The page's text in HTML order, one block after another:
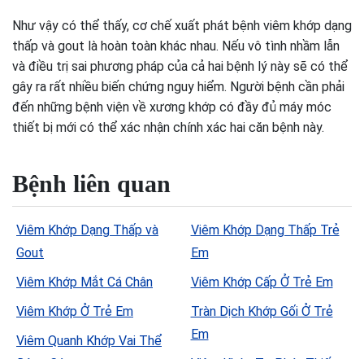
Như vậy có thể thấy, cơ chế xuất phát bệnh viêm khớp dạng
thấp và gout là hoàn toàn khác nhau. Nếu vô tình nhầm lẫn
và điều trị sai phương pháp của cả hai bệnh lý này sẽ có thể
gây ra rất nhiều biến chứng nguy hiểm. Người bệnh cần phải
đến những bệnh viện về xương khớp có đầy đủ máy móc
thiết bị mới có thể xác nhận chính xác hai căn bệnh này.
Bệnh liên quan
Viêm Khớp Dạng Thấp và
Gout
Viêm Khớp Mắt Cá Chân
Viêm Khớp Ở Trẻ Em
Viêm Quanh Khớp Vai Thể
Viêm Khớp Dạng Thấp Trẻ
Em
Viêm Khớp Cấp Ở Trẻ Em
Tràn Dịch Khớp Gối Ở Trẻ
Em